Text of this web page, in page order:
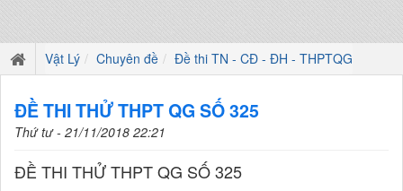
Vật Lý Chuyên đề Đề thi TN - CĐ - ĐH - THPTQG
ĐỀ THI THỬ THPT QG SỐ 325
Thứ tư - 21/11/2018 22:21
ĐỀ THI THỬ THPT QG SỐ 325